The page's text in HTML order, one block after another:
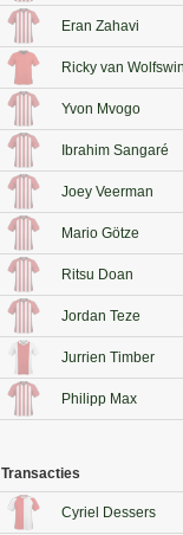
Eran Zahavi
Ricky van
Yvon Mvogo
Ibrahim Sangaré
Joey Veerman
Mario Götze
Ritsu Doan
Jordan Teze
Jurrien Timber
Philipp Max
Transacties
Cyriel Dessers